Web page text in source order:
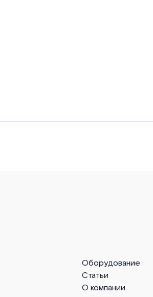
Оборудование
Статьи
О компании